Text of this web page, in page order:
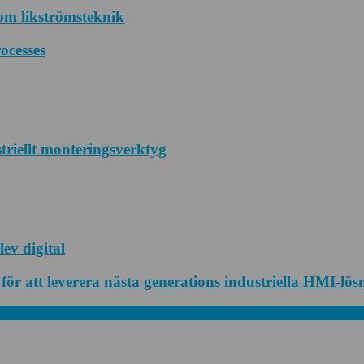
likströmsteknik
monteringsverktyg
digital
att leverera nästa generations industriella HMI-